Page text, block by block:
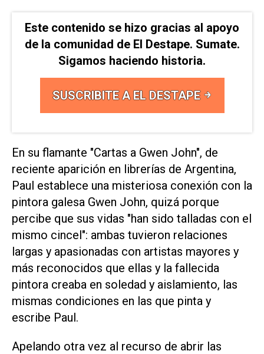
Este contenido se hizo gracias al apoyo
de la comunidad de El Destape. Sumate.
Sigamos haciendo historia.
SUSCRIBITE A EL DESTAPE
En su flamante "Cartas a Gwen John", de
reciente aparición en librerías de Argentina,
Paul establece una misteriosa conexión con la
pintora galesa Gwen John, quizá porque
percibe que sus vidas "han sido talladas con el
mismo cincel": ambas tuvieron relaciones
largas y apasionadas con artistas mayores y
más reconocidos que ellas y la fallecida
pintora creaba en soledad y aislamiento, las
mismas condiciones en las que pinta y
escribe Paul.
Apelando otra vez al recurso de abrir las